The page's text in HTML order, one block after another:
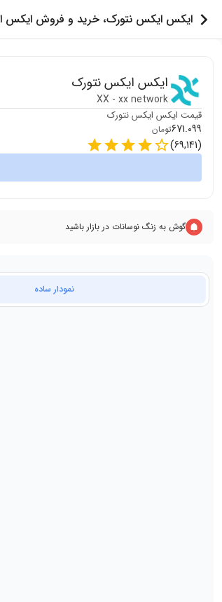
ایکس ایکس نتورک، خرید و فروش ایکس
ایکس ایکس نتورک
XX - xx network
قیمت ایکس ایکس نتورک
671.099تومان
(
69,141
)
گوش به زنگ نوسانات در بازار باشید
نمودار ساده